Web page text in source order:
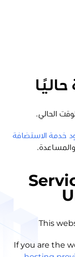
حاليًا
الحالي.
خدمة الاستضافة
This
If you are the